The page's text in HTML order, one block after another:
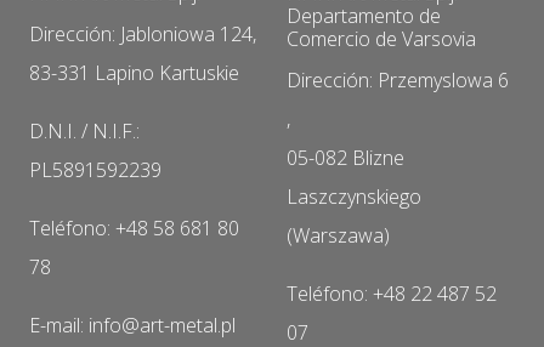
Dirección: Jabloniowa 124,
83-331 Lapino Kartuskie
D.N.I. / N.I.F.:
PL5891592239
Teléfono: +48 58 681 80
78
E-mail: info@art-metal.pl
Departamento de
Comercio de Varsovia
Dirección: Przemyslowa 6
,
05-082 Blizne
Laszczynskiego
(Warszawa)
Teléfono: +48 22 487 52
07